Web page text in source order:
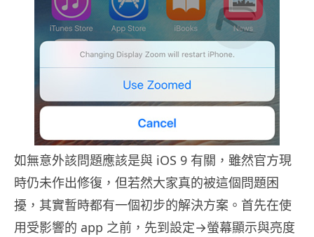
如無意外該問題應該是與 iOS 9 有關，雖然官方現
時仍未作出修復，但若然大家真的被這個問題困
擾，其實暫時都有一個初步的解決方案。首先在使
用受影響的 app 之前，先到設定→螢幕顯示與亮度